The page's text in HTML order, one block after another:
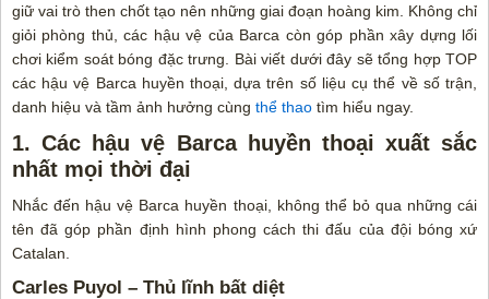
giữ vai trò then chốt tạo nên những giai đoạn hoàng kim. Không chỉ
giỏi phòng thủ, các hậu vệ của Barca còn góp phần xây dựng lối
chơi kiểm soát bóng đặc trưng. Bài viết dưới đây sẽ tổng hợp TOP
các hậu vệ Barca huyền thoại, dựa trên số liệu cụ thể về số trận,
danh hiệu và tầm ảnh hưởng cùng thể thao tìm hiểu ngay.
1. Các hậu vệ Barca huyền thoại xuất sắc
nhất mọi thời đại
Nhắc đến hậu vệ Barca huyền thoại, không thể bỏ qua những cái
tên đã góp phần định hình phong cách thi đấu của đội bóng xứ
Catalan.
Carles Puyol – Thủ lĩnh bất diệt